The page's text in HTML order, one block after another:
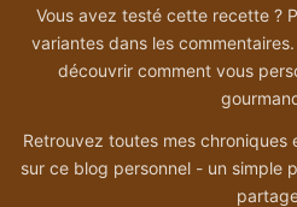
Vous avez testé cette recette ?
variantes dans les
découvrir comment vous
Retrouvez toutes mes
sur ce blog personnel - un simple